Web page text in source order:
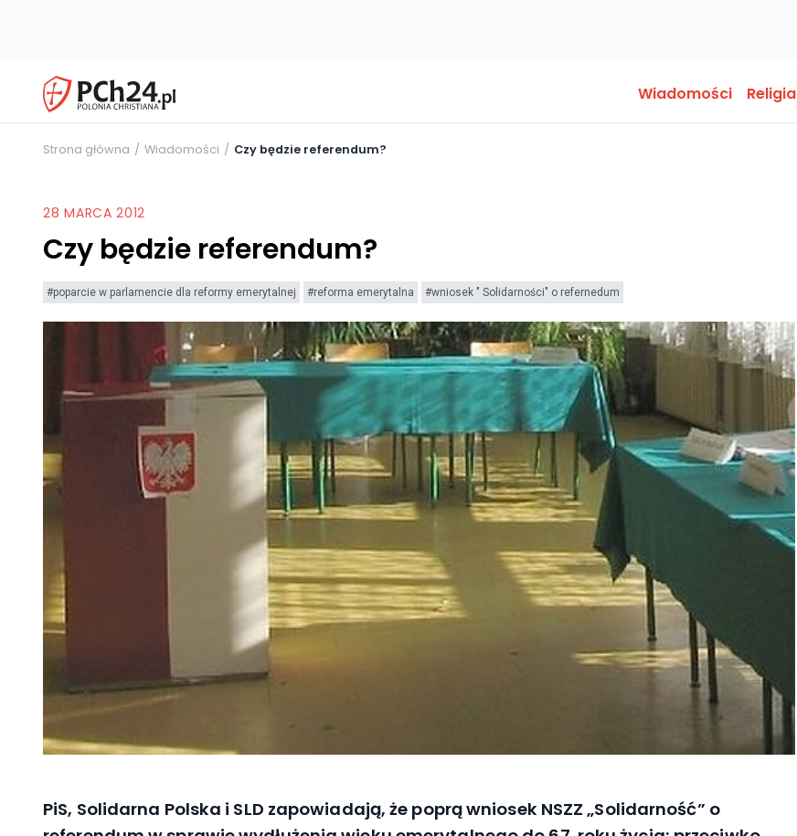
Wiadomości Religia
Strona główna Wiadomości Czy będzie referendum?
28 MARCA 2012
Czy będzie referendum?
#poparcie w parlamencie dla reformy emerytalnej #reforma emerytalna #wniosek " Solidarności" o refernedum
PiS, Solidarna Polska i SLD zapowiadają, że poprą wniosek NSZZ „Solidarność” o